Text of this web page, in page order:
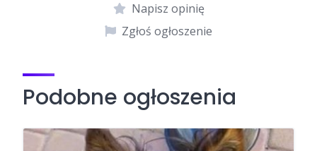
Napisz opinię
Zgłoś ogłoszenie
Podobne ogłoszenia